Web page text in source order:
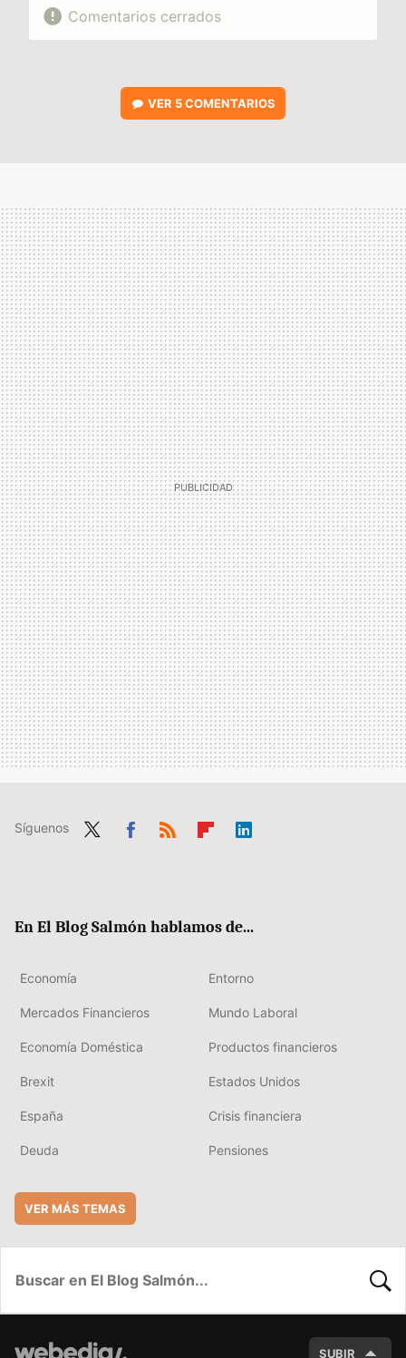
Comentarios cerrados
VER 5 COMENTARIOS
Síguenos
En El Blog Salmón hablamos de...
Economía Entorno
Mercados Financieros Mundo Laboral
Economía Doméstica Productos financieros
Brexit Estados Unidos
España Crisis financiera
Deuda Pensiones
VER MÁS TEMAS
SUBIR